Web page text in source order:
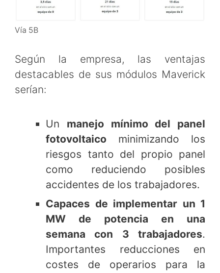
Vía 5B
Según la empresa, las ventajas
destacables de sus módulos Maverick
serían:
Un manejo mínimo del panel
fotovoltaico minimizando los
riesgos tanto del propio panel
como reduciendo posibles
accidentes de los trabajadores.
Capaces de implementar un 1
MW de potencia en una
semana con 3 trabajadores.
Importantes reducciones en
costes de operarios para la